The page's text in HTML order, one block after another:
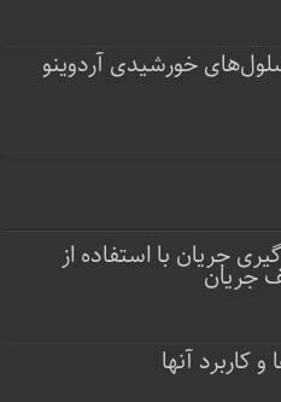
خورشیدی آردوینو
جریان با استفاده از
جریان
و کاربرد آنها